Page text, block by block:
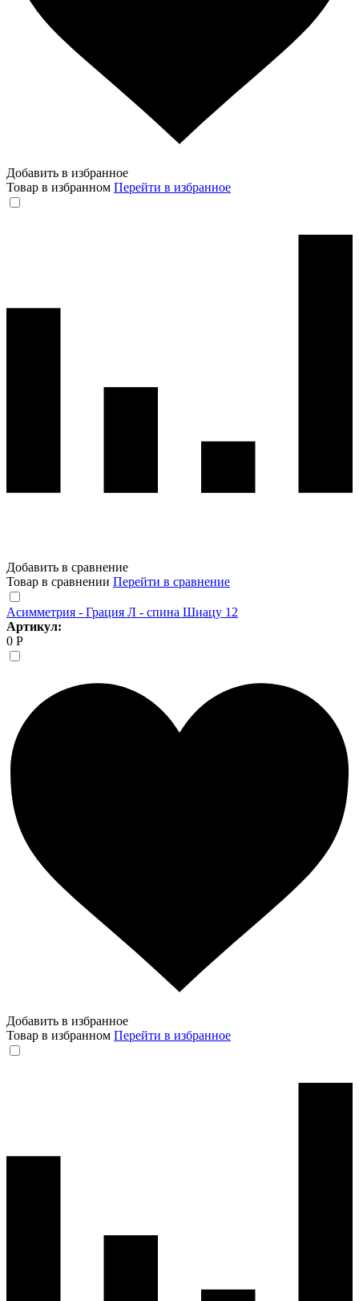
Добавить в избранное
Товар в избранном Перейти в избранное
Добавить в сравнение
Товар в сравнении Перейти в сравнение
Асимметрия - Грация Л - спина Шиацу 12
Артикул:
0 Р
Добавить в избранное
Товар в избранном Перейти в избранное